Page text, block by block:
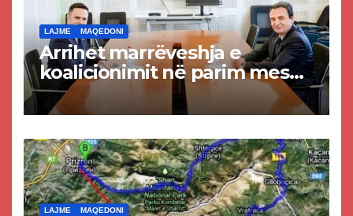
LAJME MAQEDONI
Arrihet marrëveshja e
koalicionimit në parim mes
Kurtit dhe Abdixhikut
LAJME MAQEDONI